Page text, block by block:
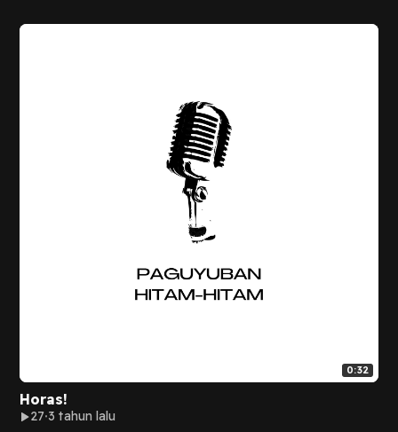
0:32
Horas!
27 3 tahun lalu